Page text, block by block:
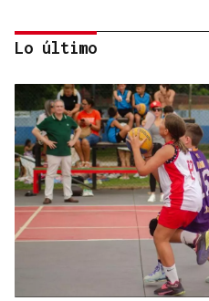
CRIMEN EN A GRANXA
La jueza insta al CHUO
presunta matricida de O
Lo último